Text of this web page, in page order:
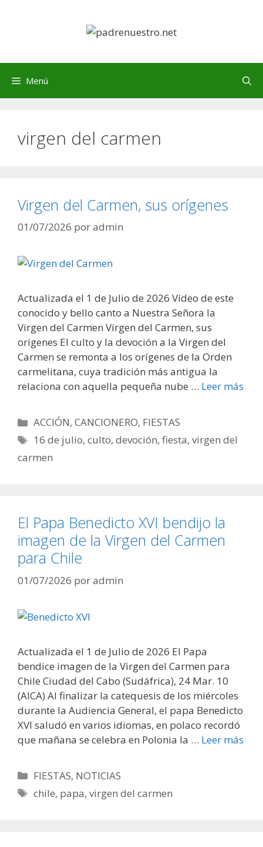
Menú
virgen del carmen
Virgen del Carmen, sus orígenes
01/07/2026 poradmin
Actualizada el 1 de Julio de 2026 Vídeo de este
conocido y bello canto a Nuestra Señora la
Virgen del Carmen Virgen del Carmen, sus
orígenes El culto y la devoción a la Virgen del
Carmen se remonta a los orígenes de la Orden
carmelitana, cuya tradición más antigua la
relaciona con aquella pequeña nube … Leer más
Categorías
ACCIÓN,CANCIONERO, FIESTAS
Etiquetas
16 de julio,culto,devoción,fiesta,virgen del
carmen
El Papa Benedicto XVI bendijo la
imagen de la Virgen del Carmen
para Chile
01/07/2026 poradmin
Actualizada el 1 de Julio de 2026 El Papa
bendice imagen de la Virgen del Carmen para
Chile Ciudad del Cabo (Sudáfrica), 24 Mar. 10
(AICA) Al finalizar la catequesis de los miércoles
durante la Audiencia General, el papa Benedicto
XVI saludó en varios idiomas, en polaco recordó
que mañana se celebra en Polonia la … Leer más
Categorías
FIESTAS, NOTICIAS
Etiquetas
chile, papa,virgen del carmen